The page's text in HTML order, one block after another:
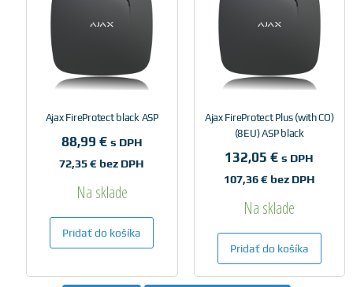
Ajax FireProtect black ASP
88,99 € s DPH
72,35€ bez DPH
Na sklade
Pridať do košíka
Ajax FireProtect Plus (with CO)
(8EU) ASP black
132,05€ s DPH
107,36€bez DPH
Na sklade
Pridať do košíka